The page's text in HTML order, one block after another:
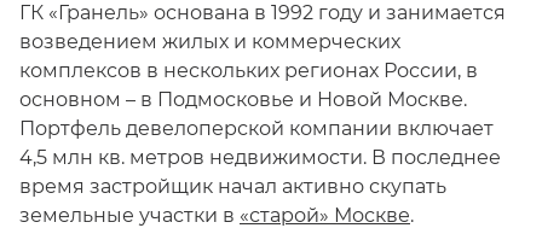
ГК «Гранель» основана в 1992 году и занимается
возведением жилых и коммерческих
комплексов в нескольких регионах России, в
основном – в Подмосковье и Новой Москве.
Портфель девелоперской компании включает
4,5 млн кв. метров недвижимости. В последнее
время застройщик начал активно скупать
земельные участки в «старой» Москве.